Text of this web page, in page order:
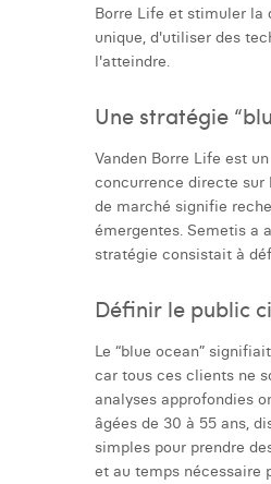
Borre Life et stimuler la
unique, d'utiliser des
l'atteindre.
Une stratégie
Vanden Borre Life est
concurrence directe sur
de marché signifie
émergentes. Semetis a
stratégie consistait à
Définir le public
Le “blue ocean”
car tous ces clients ne
analyses approfondies
âgées de 30 à 55 ans,
simples pour prendre
et au temps nécessaire